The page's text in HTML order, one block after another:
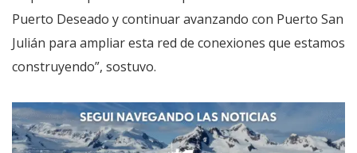
Puerto Deseado y continuar avanzando con Puerto San
Julián para ampliar esta red de conexiones que estamos
construyendo”, sostuvo.